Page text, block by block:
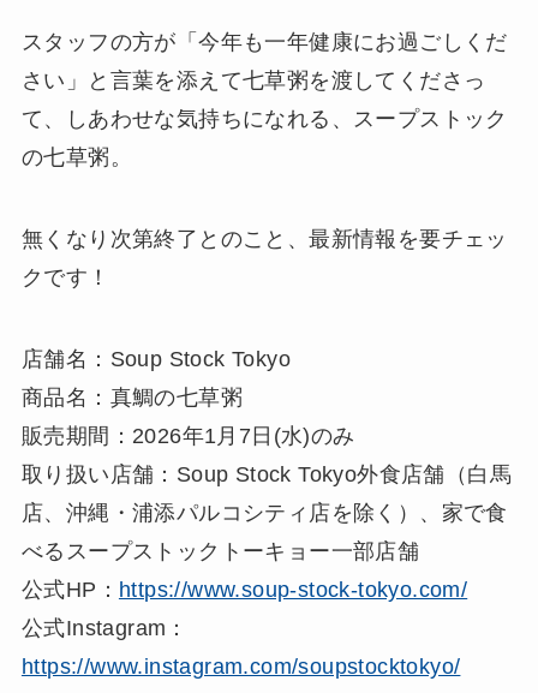
スタッフの方が「今年も一年健康にお過ごしくだ
さい」と言葉を添えて七草粥を渡してくださっ
て、しあわせな気持ちになれる、スープストック
の七草粥。
無くなり次第終了とのこと、最新情報を要チェッ
クです！
店舗名：Soup Stock Tokyo
商品名：真鯛の七草粥
販売期間：2026年1月7日(水)のみ
取り扱い店舗：Soup Stock Tokyo外食店舗（白馬
店、沖縄・浦添パルコシティ店を除く）、家で食
べるスープストックトーキョー一部店舗
公式HP： https://www.soup-stock-tokyo.com/
公式Instagram：
https://www.instagram.com/soupstocktokyo/